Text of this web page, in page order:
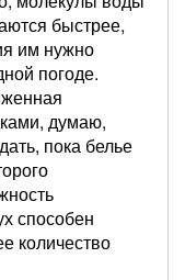
быстрее,
им нужно
погоде.
думаю,
пока белье
способен
количество